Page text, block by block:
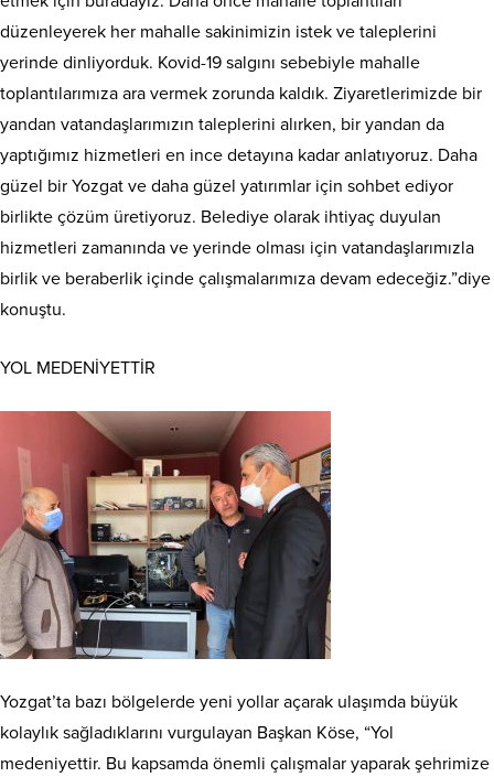
düzenleyerek her mahalle sakinimizin istek ve taleplerini
yerinde dinliyorduk. Kovid-19 salgını sebebiyle mahalle
toplantılarımıza ara vermek zorunda kaldık. Ziyaretlerimizde bir
yandan vatandaşlarımızın taleplerini alırken, bir yandan da
yaptığımız hizmetleri en ince detayına kadar anlatıyoruz. Daha
güzel bir Yozgat ve daha güzel yatırımlar için sohbet ediyor
birlikte çözüm üretiyoruz. Belediye olarak ihtiyaç duyulan
hizmetleri zamanında ve yerinde olması için vatandaşlarımızla
birlik ve beraberlik içinde çalışmalarımıza devam edeceğiz.”diye
konuştu.
YOL MEDENİYETTİR
Yozgat’ta bazı bölgelerde yeni yollar açarak ulaşımda büyük
kolaylık sağladıklarını vurgulayan Başkan Köse, “Yol
medeniyettir. Bu kapsamda önemli çalışmalar yaparak şehrimize